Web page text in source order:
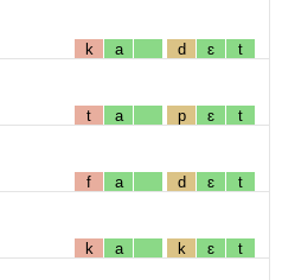
k a d ɛ t
t a p ɛ t
f a d ɛ t
k a k ɛ t